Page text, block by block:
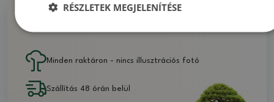
Minden raktáron - nincs illusztrációs fotó
Szállítás 48 órán belül
RÉSZLETEK MEGJELENÍTÉSE